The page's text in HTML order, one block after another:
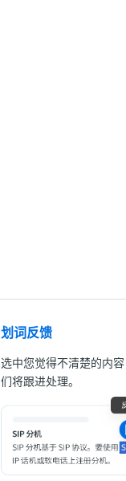
划词反馈
选中您觉得不清楚的内
们将跟进处理。